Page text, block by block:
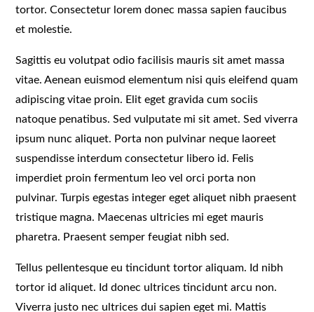
tortor. Consectetur lorem donec massa sapien faucibus
et molestie.
Sagittis eu volutpat odio facilisis mauris sit amet massa
vitae. Aenean euismod elementum nisi quis eleifend quam
adipiscing vitae proin. Elit eget gravida cum sociis
natoque penatibus. Sed vulputate mi sit amet. Sed viverra
ipsum nunc aliquet. Porta non pulvinar neque laoreet
suspendisse interdum consectetur libero id. Felis
imperdiet proin fermentum leo vel orci porta non
pulvinar. Turpis egestas integer eget aliquet nibh praesent
tristique magna. Maecenas ultricies mi eget mauris
pharetra. Praesent semper feugiat nibh sed.
Tellus pellentesque eu tincidunt tortor aliquam. Id nibh
tortor id aliquet. Id donec ultrices tincidunt arcu non.
Viverra justo nec ultrices dui sapien eget mi. Mattis